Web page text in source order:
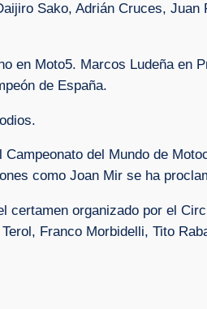
Sako, Adrián Cruces,
en Moto5. Marcos Ludeña en
de España.
del Mundo de
como Joan Mir se ha
organizado por el
Franco Morbidelli, Tito